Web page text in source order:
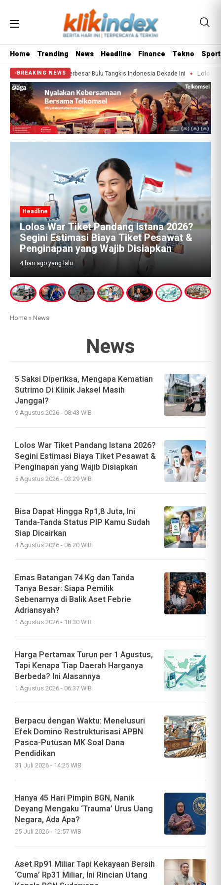
Home Trending News Headline Finance Tekno Sport
BREAKING NEWS
Terbesar Bulu Tangkis Indonesia Dekade Ini Lolos War Tiket
Headline
Lolos War Tiket Pandang Istana 2026?
Segini Estimasi Biaya Tiket Pesawat &
Penginapan yang Wajib Disiapkan
4 hari ago yang lalu
Home »News
News
5 Saksi Diperiksa, Mengapa Kematian
Sutrimo Di Klinik Jaksel Masih
Janggal?
9 Agustus 2026 - 08:43 WIB
Lolos War Tiket Pandang Istana 2026?
Segini Estimasi Biaya Tiket Pesawat &
Penginapan yang Wajib Disiapkan
5 Agustus 2026 - 03:29 WIB
Bisa Dapat Hingga Rp1,8 Juta, Ini
Tanda-Tanda Status PIP Kamu Sudah
Siap Dicairkan
4 Agustus 2026 - 06:20 WIB
Emas Batangan 74 Kg dan Tanda
Tanya Besar: Siapa Pemilik
Sebenarnya di Balik Aset Febrie
Adriansyah?
1 Agustus 2026 - 18:30 WIB
Harga Pertamax Turun per 1 Agustus,
Tapi Kenapa Tiap Daerah Harganya
Berbeda? Ini Alasannya
1 Agustus 2026 - 06:37 WIB
Berpacu dengan Waktu: Menelusuri
Efek Domino Restrukturisasi APBN
Pasca-Putusan MK Soal Dana
Pendidikan
31 Juli 2026 - 14:25 WIB
Hanya 45 Hari Pimpin BGN, Nanik
Deyang Mengaku ‘Trauma’ Urus Uang
Negara, Ada Apa?
25 Juli 2026 - 12:57 WIB
Aset Rp91 Miliar Tapi Kekayaan Bersih
‘Cuma’ Rp31 Miliar, Ini Rincian Utang